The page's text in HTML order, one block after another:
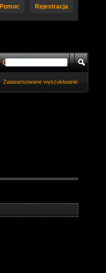
Rejestracja
Pomoc
Counter Strike 1.5
Zaawansowane wyszukiwanie